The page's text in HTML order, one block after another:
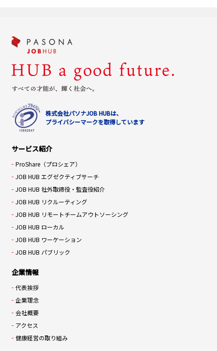
株式会社パソナJOB HUBは、
プライバシーマークを取得しています
サービス紹介
ProShare（プロシェア）
JOB HUB エグゼクティブサーチ
JOB HUB 社外取締役・監査役紹介
JOB HUB リクルーティング
JOB HUB リモートチームアウトソーシング
JOB HUB ローカル
JOB HUB ワーケーション
JOB HUB パブリック
企業情報
代表挨拶
企業理念
会社概要
アクセス
健康経営の取り組み